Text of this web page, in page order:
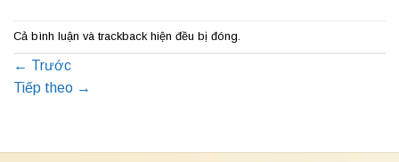
Cả bình luận và trackback hiện đều bị đóng.
← Trước
Tiếp theo →